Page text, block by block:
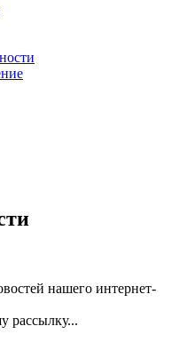
нашего интернет-
рассылку...